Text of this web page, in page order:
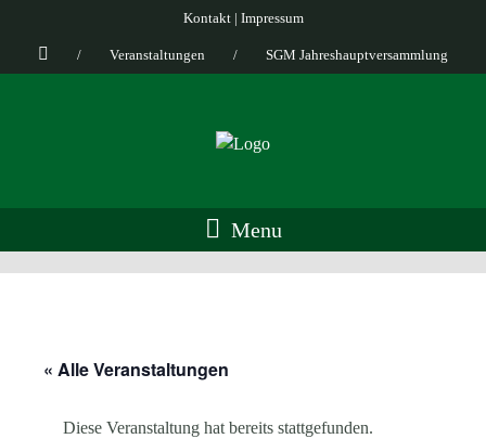
Kontakt| Impressum
/ Veranstaltungen / SGM Jahreshauptversammlung
Menu
« Alle Veranstaltungen
Diese Veranstaltung hat bereits stattgefunden.